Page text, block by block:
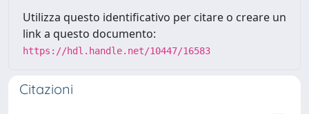
Utilizza questo identificativo per citare o creare un
link a questo documento:
https://hdl.handle.net/10447/16583
Citazioni